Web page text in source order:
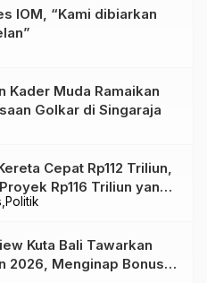
IOM, “Kami dibiarkan
Kader Muda Ramaikan
Golkar di Singaraja
Politik
Cepat Rp112 Triliun,
Rp116 Triliun yang
Kuta Bali Tawarkan
2026, Menginap Bonus